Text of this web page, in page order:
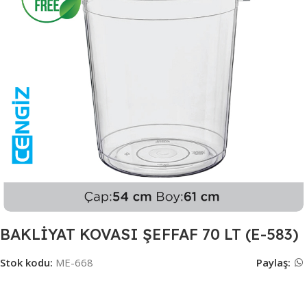
BAKLİYAT KOVASI ŞEFFAF 70 LT (E-583)
Stok kodu: ME-668 Paylaş: